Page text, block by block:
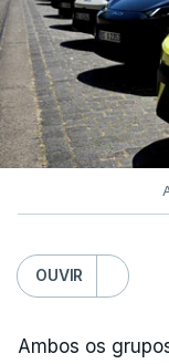
OUVIR
Ambos os